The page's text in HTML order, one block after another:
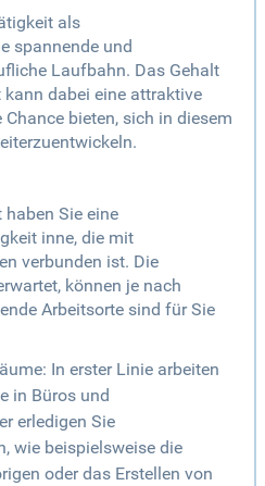
als
spannende und
Laufbahn. Das Gehalt
dabei eine attraktive
bieten, sich in diesem
Sie eine
inne, die mit
verbunden ist. Die
können je nach
Arbeitsorte sind für Sie
In erster Linie arbeiten
in Büros und
erledigen Sie
wie beispielsweise die
oder das Erstellen von